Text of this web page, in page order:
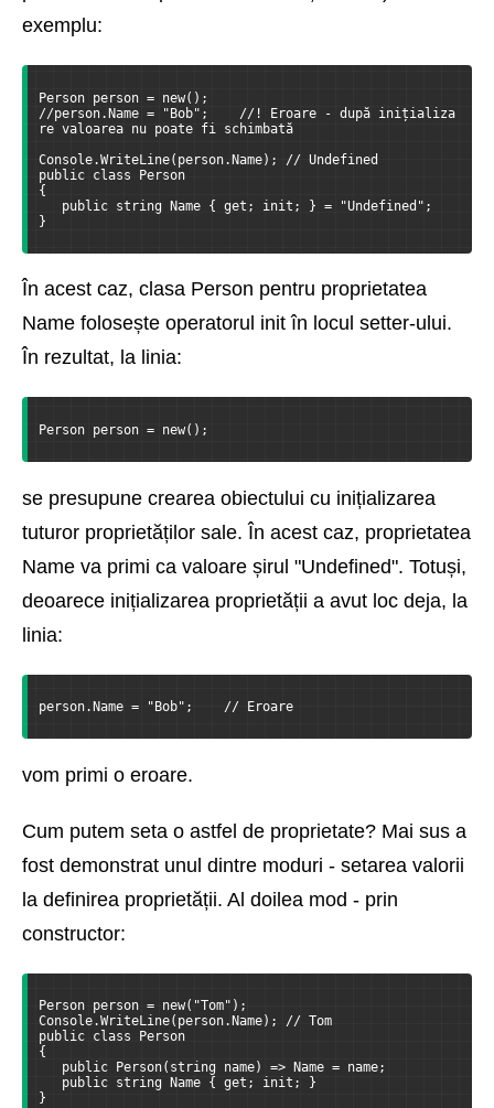
exemplu:
Person person = new();
//person.Name = "Bob";    //! Eroare - după inițializa
re valoarea nu poate fi schimbată
Console.WriteLine(person.Name); // Undefined
public class Person
{
public string Name { get; init; } = "Undefined";
}
În acest caz, clasa Person pentru proprietatea
Name folosește operatorul init în locul setter-ului.
În rezultat, la linia:
Person person = new();
se presupune crearea obiectului cu inițializarea
tuturor proprietăților sale. În acest caz, proprietatea
Name va primi ca valoare șirul "Undefined". Totuși,
deoarece inițializarea proprietății a avut loc deja, la
linia:
person.Name = "Bob";    // Eroare
vom primi o eroare.
Cum putem seta o astfel de proprietate? Mai sus a
fost demonstrat unul dintre moduri - setarea valorii
la definirea proprietății. Al doilea mod - prin
constructor:
Person person = new("Tom");
Console.WriteLine(person.Name); // Tom
public class Person
{
public Person(string name) => Name = name;
public string Name { get; init; }
}